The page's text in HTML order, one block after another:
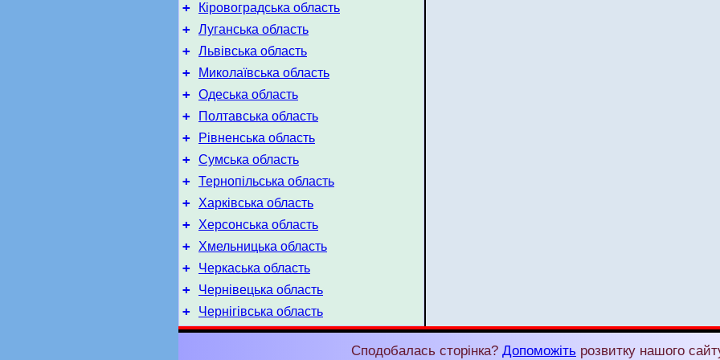
+ Кіровоградська область
+ Луганська область
+ Львівська область
+ Миколаївська область
+ Одеська область
+ Полтавська область
+ Рівненська область
+ Сумська область
+ Тернопільська область
+ Харківська область
+ Херсонська область
+ Хмельницька область
+ Черкаська область
+ Чернівецька область
+ Чернігівська область
Сподобалась сторінка? Допоможіть розвитку нашого